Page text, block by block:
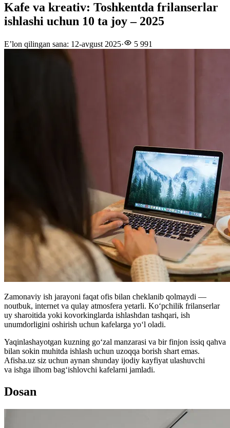
Kafe va kreativ: Toshkentda frilanserlar
ishlashi uchun 10 ta joy – 2025
E’lon qilingan sana: 12-avgust 2025· 5 991
Zamonaviy ish jarayoni faqat ofis bilan cheklanib qolmaydi —
noutbuk, internet va qulay atmosfera yetarli. Ko‘pchilik frilanserlar
uy sharoitida yoki kovorkinglarda ishlashdan tashqari, ish
unumdorligini oshirish uchun kafelarga yo‘l oladi.
Yaqinlashayotgan kuzning go‘zal manzarasi va bir finjon issiq qahva
bilan sokin muhitda ishlash uchun uzoqqa borish shart emas.
Afisha.uz siz uchun aynan shunday ijodiy kayfiyat ulashuvchi
va ishga ilhom bagʻishlovchi kafelarni jamladi.
Dosan